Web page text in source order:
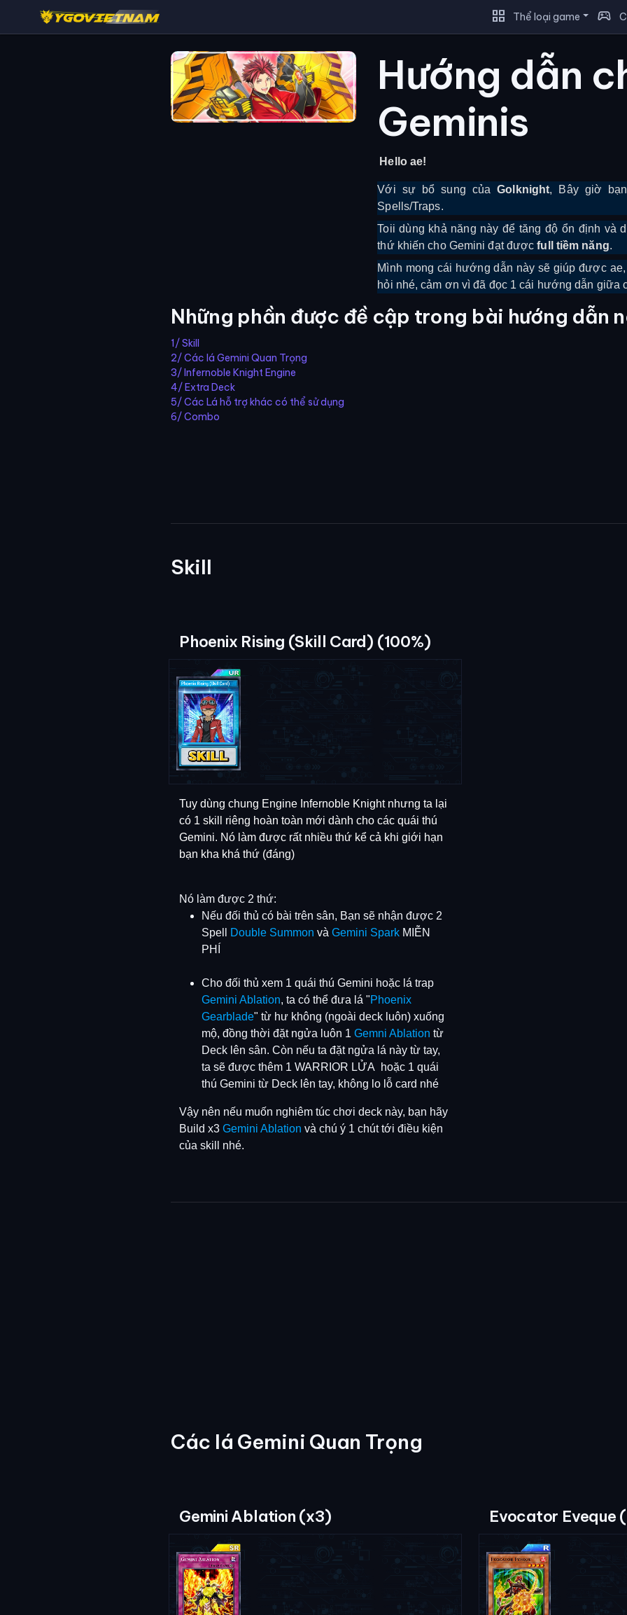
grid_view Thể loại game sports_esports
Hướng dẫn
Geminis
Hello ae!
Với sự bổ sung củaGolknight, Bây giờ
Spells/Traps.
Toii dùng khả năng này để tăng độ ổn định và
thứ khiến cho Gemini đạt đượcfull tiềm năng.
Mình mong cái hướng dẫn này sẽ giúp được
hỏi nhé, cảm ơn vì đã đọc 1 cái hướng dẫn giữa
Những phần được đề cập trong bài hướng dẫn
1/ Skill
2/ Các lá Gemini Quan Trọng
3/ Infernoble Knight Engine
4/ Extra Deck
5/ Các Lá hỗ trợ khác có thể sử dụng
6/ Combo
Skill
Phoenix Rising (Skill Card) (100%)
Tuy dùng chung Engine Infernoble Knight nhưng ta lại
có 1 skill riêng hoàn toàn mới dành cho các quái thú
Gemini. Nó làm được rất nhiều thứ kể cả khi giới hạn
bạn kha khá thứ (đáng)
Nó làm được 2 thứ:
Nếu đối thủ có bài trên sân, Bạn sẽ nhận được 2
Spell
Double Summon và Gemini Spark MIỄN
PHÍ
Cho đối thủ xem 1 quái thú Gemini hoặc lá trap
Gemini Ablation, ta có thể đưa lá "Phoenix
Gearblade" từ hư không (ngoài deck luôn) xuống
mộ, đồng thời đặt ngửa luôn 1 Gemni Ablation từ
Deck lên sân. Còn nếu ta đặt ngửa lá này từ tay,
ta sẽ được thêm 1 WARRIOR LỬA hoặc 1 quái
thú Gemini từ Deck lên tay, không lo lỗ card nhé
Vậy nên nếu muốn nghiêm túc chơi deck này, bạn hãy
Build x3 Gemini Ablation và chú ý 1 chút tới điều kiện
của skill nhé.
Các lá Gemini Quan Trọng
Gemini Ablation (x3) Evocator Eveque